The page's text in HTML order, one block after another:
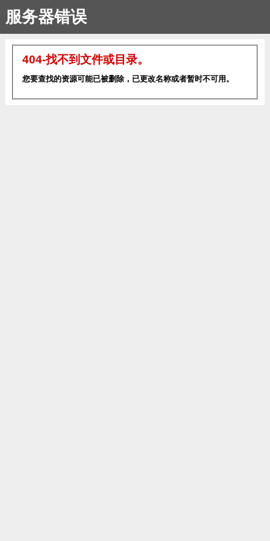
服务器错误
404-找不到文件或目录。
您要查找的资源可能已被删除，已更改名称或者暂时不可用。